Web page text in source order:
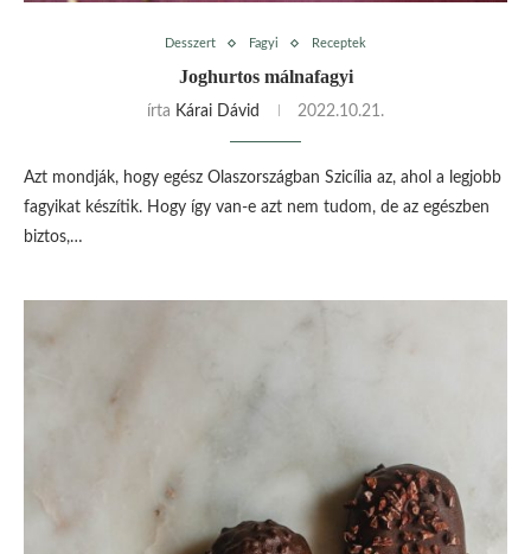
Desszert Fagyi Receptek
Joghurtos málnafagyi
írta Kárai Dávid 2022.10.21.
Azt mondják, hogy egész Olaszországban Szicília az, ahol a legjobb
fagyikat készítik. Hogy így van-e azt nem tudom, de az egészben
biztos,…